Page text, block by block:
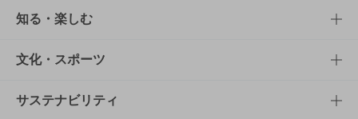
商品TOP
商品一覧
商品発売情報
知る・楽しむ
知る・楽しむTOP
キャンペーン
文化・スポーツ
文化・スポーツTOP
サステナビリティ